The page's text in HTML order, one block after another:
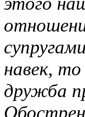
навек,
дружба